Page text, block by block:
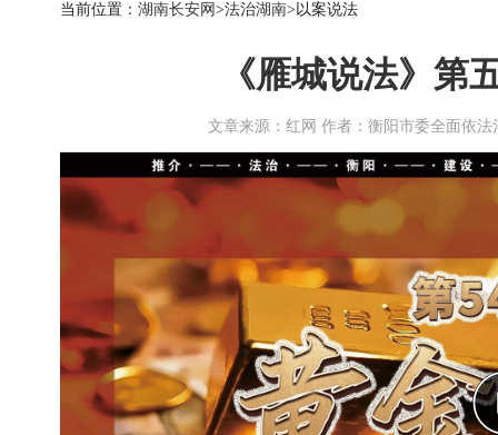
当前位置： 湖南长安网 >法治湖南>以案说法
《雁城说法》第
文章来源：红网 作者：衡阳市委全面依